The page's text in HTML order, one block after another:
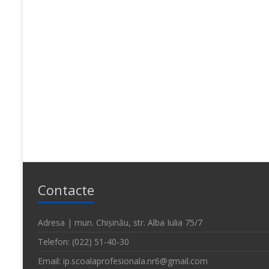
Contacte
Adresa | mun. Chișinău, str. Alba Iulia 75/7
Telefon: (022) 51-40-30
Email: ip.scoalaprofesionala.nr6@gmail.com